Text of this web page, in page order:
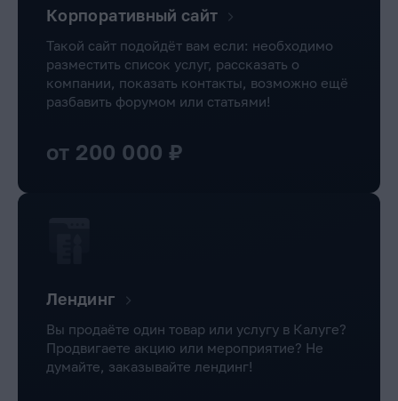
Корпоративный сайт
Такой сайт подойдёт вам если: необходимо
разместить список услуг, рассказать о
компании, показать контакты, возможно ещё
разбавить форумом или статьями!
от 200 000 ₽
Лендинг
Вы продаёте один товар или услугу в Калуге?
Продвигаете акцию или мероприятие? Не
думайте, заказывайте лендинг!